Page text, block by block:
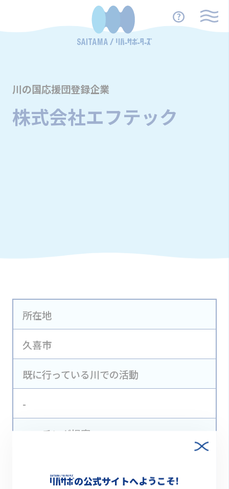
川の国応援団登録企業
株式会社エフテック
所在地
久喜市
既に行っている川での活動
-
マッチング提案
の公式サイトへようこそ!